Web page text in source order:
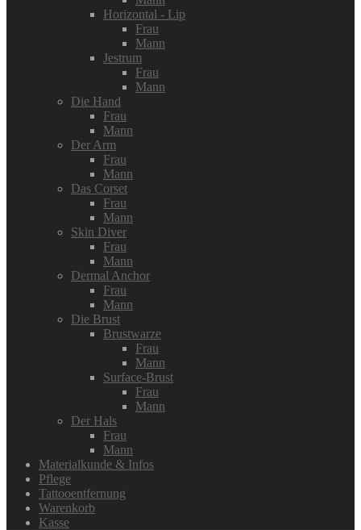
Horizontal - Lip
Frau
Mann
Jestrum
Frau
Mann
Die Hand
Frau
Mann
Der Arm
Frau
Mann
Das Corset
Frau
Mann
Skin Diver
Frau
Mann
Dermal Anchor
Frau
Mann
Die Brust
Brustwarze
Frau
Mann
Surface-Brust
Frau
Mann
Der Hals
Frau
Mann
Materialkunde & Infos
Pflege
Tattooentfernung
Warenkorb
Kasse